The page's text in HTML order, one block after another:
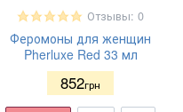
Отзывы: 0
Феромоны для женщин
Pherluxe Red 33 мл
852грн